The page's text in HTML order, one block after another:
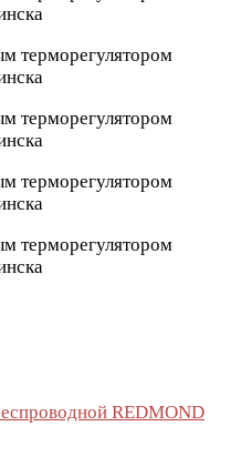
REDMOND